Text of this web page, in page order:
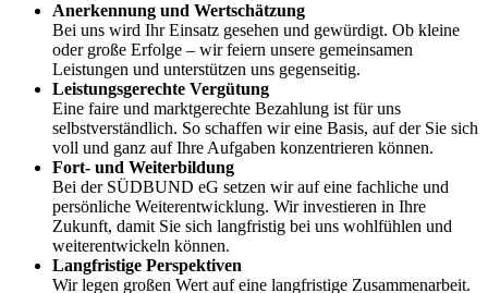
Anerkennung und Wertschätzung
Bei uns wird Ihr Einsatz gesehen und gewürdigt. Ob kleine
oder große Erfolge – wir feiern unsere gemeinsamen
Leistungen und unterstützen uns gegenseitig.
Leistungsgerechte Vergütung
Eine faire und marktgerechte Bezahlung ist für uns
selbstverständlich. So schaffen wir eine Basis, auf der Sie sich
voll und ganz auf Ihre Aufgaben konzentrieren können.
Fort- und Weiterbildung
Bei der SÜDBUND eG setzen wir auf eine fachliche und
persönliche Weiterentwicklung. Wir investieren in Ihre
Zukunft, damit Sie sich langfristig bei uns wohlfühlen und
weiterentwickeln können.
Langfristige Perspektiven
Wir legen großen Wert auf eine langfristige Zusammenarbeit.